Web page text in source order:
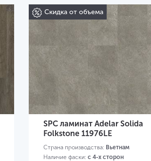
Скидка от объема
SPC ламинат Adelar Solida
Folkstone 11976LE
Страна производства: Вьетнам
Наличие фаски: с 4-х сторон